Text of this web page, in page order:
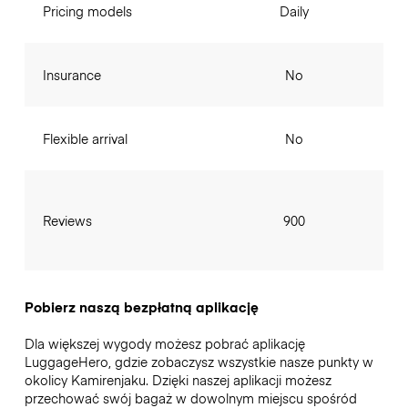
Pricing models
Insurance
Flexible arrival
Reviews
Daily
No
No
900
Pobierz naszą bezpłatną aplikację
Dla większej wygody możesz pobrać aplikację
LuggageHero, gdzie zobaczysz wszystkie nasze punkty w
okolicy Kamirenjaku. Dzięki naszej aplikacji możesz
przechować swój bagaż w dowolnym miejscu spośród